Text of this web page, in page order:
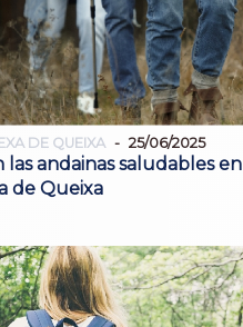
DE QUEIXA 25/06/2025
andainas saludables en
de Queixa